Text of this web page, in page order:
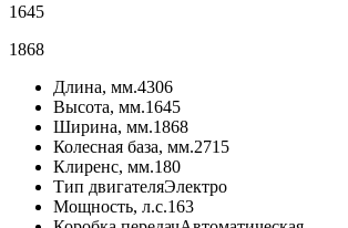
1645
1868
Длина, мм.4306
Высота, мм.1645
Ширина, мм.1868
Колесная база, мм.2715
Клиренс, мм.180
Тип двигателяЭлектро
Мощность, л.с.163